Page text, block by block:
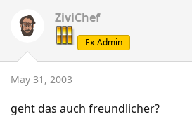
ZiviChef
Ex-Admin
May 31, 2003
geht das auch freundlicher?